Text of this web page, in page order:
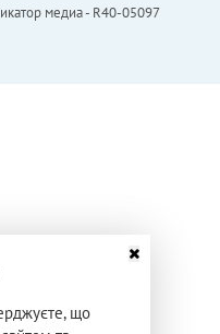
медиа - R40-05097
що